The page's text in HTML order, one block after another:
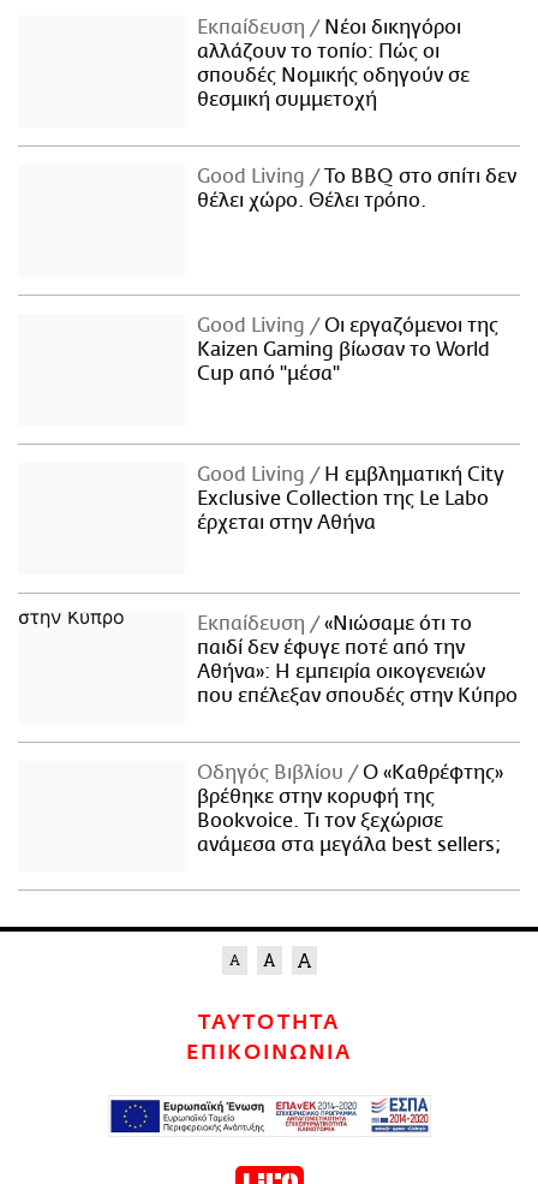
Εκπαίδευση
Νέοι δικηγόροι
αλλάζουν το τοπίο: Πώς οι
σπουδές Νομικής οδηγούν σε
θεσμική συμμετοχή
Good Living
Το BBQ στο σπίτι δεν
θέλει χώρο. Θέλει τρόπο.
Good Living
Οι εργαζόμενοι της
Kaizen Gaming βίωσαν το World
Cup από "μέσα"
Good Living
Η εμβληματική City
Exclusive Collection της Le Labo
έρχεται στην Αθήνα
Εκπαίδευση
«Νιώσαμε ότι το
παιδί δεν έφυγε ποτέ από την
Αθήνα»: Η εμπειρία οικογενειών
που επέλεξαν σπουδές στην Κύπρο
Οδηγός Βιβλίου
Ο «Καθρέφτης»
βρέθηκε στην κορυφή της
Bookvoice. Τι τον ξεχώρισε
ανάμεσα στα μεγάλα best sellers;
ΤΑΥΤΟΤΗΤΑ
ΕΠΙΚΟΙΝΩΝΙΑ